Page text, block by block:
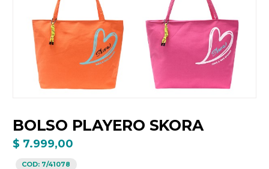
BOLSO PLAYERO SKORA
$ 7.999,00
COD: 7/41078